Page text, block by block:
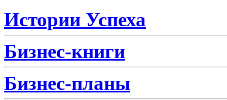
Истории Успеха
Бизнес-книги
Бизнес-планы